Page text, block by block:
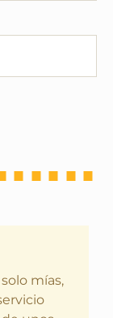
mías,